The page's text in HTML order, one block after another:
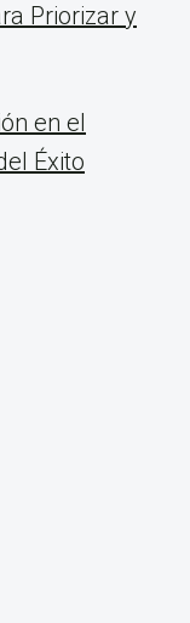
Priorizar y
en el
Éxito